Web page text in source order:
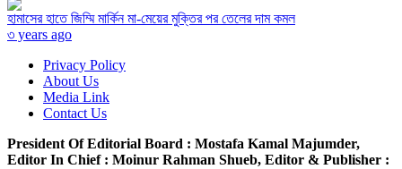
হামাসের হাতে জিম্মি মার্কিন মা-মেয়ের মুক্তির পর তেলের দাম কমল
৩ years ago
Privacy Policy
About Us
Media Link
Contact Us
President Of Editorial Board : Mostafa Kamal Majumder,
Editor In Chief : Moinur Rahman Shueb, Editor & Publisher :